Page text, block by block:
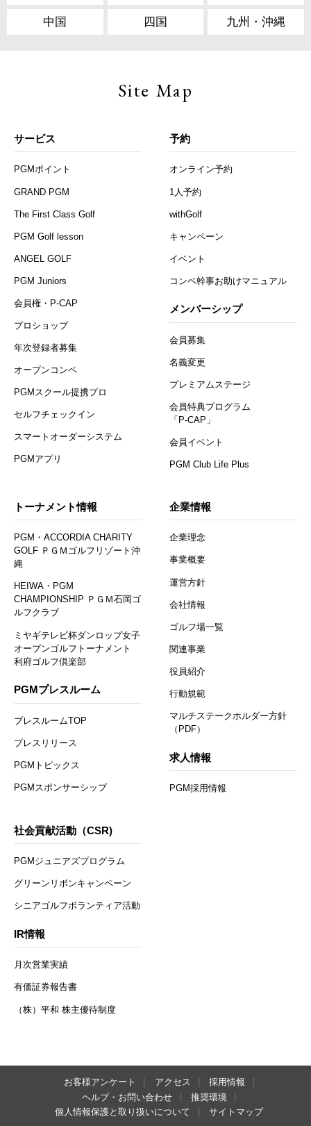
中国 四国 九州・沖縄
Site Map
サービス
PGMポイント
GRAND PGM
The First Class Golf
PGM Golf lesson
ANGEL GOLF
PGM Juniors
会員権・P-CAP
プロショップ
年次登録者募集
オープンコンペ
PGMスクール提携プロ
セルフチェックイン
スマートオーダーシステム
PGMアプリ
予約
オンライン予約
1人予約
withGolf
キャンペーン
イベント
コンペ幹事お助けマニュアル
メンバーシップ
会員募集
名義変更
プレミアムステージ
会員特典プログラム
「P-CAP」
会員イベント
PGM Club Life Plus
トーナメント情報
PGM・ACCORDIA CHARITY
GOLF ＰＧＭゴルフリゾート沖
縄
HEIWA・PGM
CHAMPIONSHIP ＰＧＭ石岡ゴ
ルフクラブ
ミヤギテレビ杯ダンロップ女子
オープンゴルフトーナメント
利府ゴルフ倶楽部
PGMプレスルーム
プレスルームTOP
プレスリリース
PGMトピックス
PGMスポンサーシップ
企業情報
企業理念
事業概要
運営方針
会社情報
ゴルフ場一覧
関連事業
役員紹介
行動規範
マルチステークホルダー方針
（PDF）
求人情報
PGM採用情報
社会貢献活動（CSR)
PGMジュニアズプログラム
グリーンリボンキャンペーン
シニアゴルフボランティア活動
IR情報
月次営業実績
有価証券報告書
（株）平和 株主優待制度
お客様アンケート アクセス
採用情報
ヘルプ・お問い合わせ
推奨環境
個人情報保護と取り扱いについて
サイトマップ